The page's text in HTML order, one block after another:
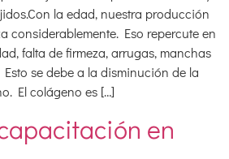
la edad, nuestra producción
considerablemente. Eso repercute en
falta de firmeza, arrugas, manchas
se debe a la disminución de la
El colágeno es […]
en